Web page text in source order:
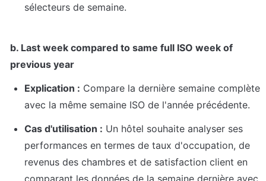
sélecteurs de semaine.
b. Last week compared to same full ISO week of
previous year
Explication : Compare la dernière semaine complète
avec la même semaine ISO de l'année précédente.
Cas d'utilisation : Un hôtel souhaite analyser ses
performances en termes de taux d'occupation, de
revenus des chambres et de satisfaction client en
comparant les données de la semaine dernière avec